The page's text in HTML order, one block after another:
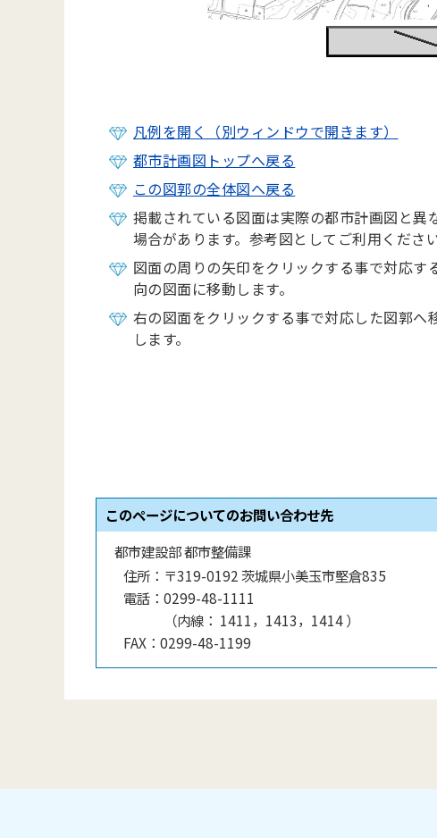
凡例を開く（別ウィンドウで開きます）
都市計画図トップへ戻る
この図郭の全体図へ戻る
掲載されている図面は実際の都市計画図と異
場合があります。参考図としてご利用ください
図面の周りの矢印をクリックする事で対応す
向の図面に移動します。
右の図面をクリックする事で対応した図郭へ
します。
このページについてのお問い合わせ先
都市建設部 都市整備課
住所： 〒319-0192 茨城県小美玉市堅倉835
電話： 0299-48-1111
（内線 ： 1411，1413，1414）
FAX： 0299-48-1199